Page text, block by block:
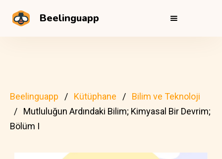
Beelinguapp
Beelinguapp Kütüphane
Bilim ve Teknoloji
Mutluluğun Ardındaki Bilim; Kimyasal Bir Devrim;
Bölüm I